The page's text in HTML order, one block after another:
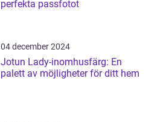
perfekta passfotot
04 december 2024
Jotun Lady-inomhusfärg: En
palett av möjligheter för ditt hem